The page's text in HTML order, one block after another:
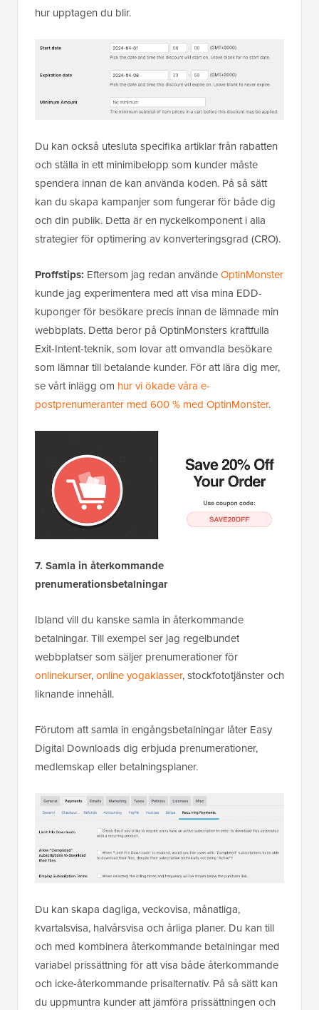
hur upptagen du blir.
Du kan också utesluta specifika artiklar från rabatten
och ställa in ett minimibelopp som kunder måste
spendera innan de kan använda koden. På så sätt
kan du skapa kampanjer som fungerar för både dig
och din publik. Detta är en nyckelkomponent i alla
strategier för optimering av konverteringsgrad (CRO).
Proffstips: Eftersom jag redan användeOptinMonster
kunde jag experimentera med att visa mina EDD-
kuponger för besökare precis innan de lämnade min
webbplats. Detta beror på OptinMonsters kraftfulla
Exit-Intent-teknik, som lovar att omvandla besökare
som lämnar till betalande kunder. För att lära dig mer,
se vårt inlägg om hur vi ökade våra e-
postprenumeranter med 600 % med OptinMonster.
7. Samla in återkommande
prenumerationsbetalningar
Ibland vill du kanske samla in återkommande
betalningar. Till exempel ser jag regelbundet
webbplatser som säljer prenumerationer för
onlinekurser,online yogaklasser, stockfototjänster och
liknande innehåll.
Förutom att samla in engångsbetalningar låter Easy
Digital Downloads dig erbjuda prenumerationer,
medlemskap eller betalningsplaner.
Du kan skapa dagliga, veckovisa, månatliga,
kvartalsvisa, halvårsvisa och årliga planer. Du kan till
och med kombinera återkommande betalningar med
variabel prissättning för att visa både återkommande
och icke-återkommande prisalternativ. På så sätt kan
du uppmuntra kunder att jämföra prissättningen och